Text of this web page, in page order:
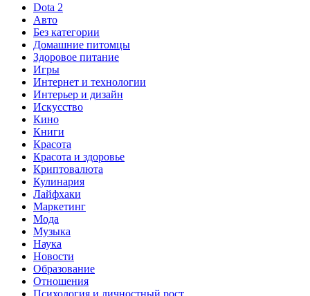
Dota 2
Авто
Без категории
Домашние питомцы
Здоровое питание
Игры
Интернет и технологии
Интерьер и дизайн
Искусство
Кино
Книги
Красота
Красота и здоровье
Криптовалюта
Кулинария
Лайфхаки
Маркетинг
Мода
Музыка
Наука
Новости
Образование
Отношения
Психология и личностный рост